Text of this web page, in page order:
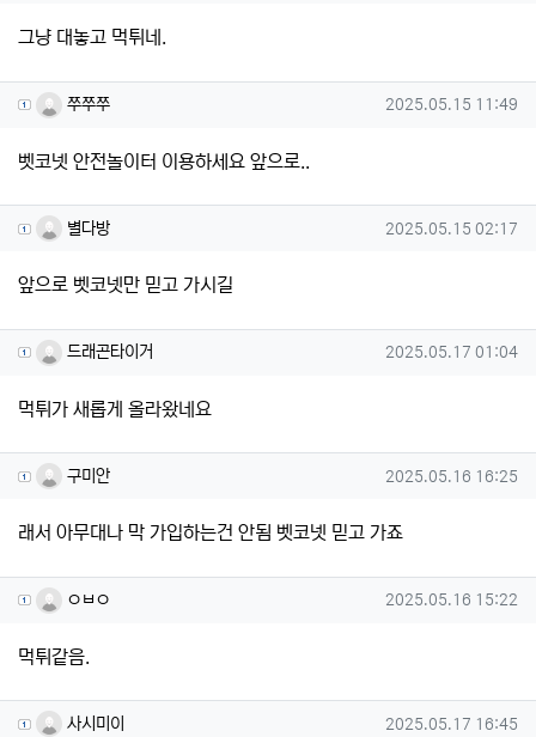
그냥 대놓고 먹튀네.
쭈쭈쭈님의 댓글
쭈쭈쭈 작성일
2025.05.15 11:49
벳코넷 안전놀이터 이용하세요 앞으로..
별다방님의 댓글
별다방 작성일
2025.05.15 02:17
앞으로 벳코넷만 믿고 가시길
드래곤타이거님의 댓글
드래곤타이거 작성일
2025.05.17 01:04
먹튀가 새롭게 올라왔네요
구미안님의 댓글
구미안 작성일
2025.05.16 16:25
래서 아무대나 막 가입하는건 안됨 벳코넷 믿고 가죠
ㅇㅂㅇ님의 댓글
ㅇㅂㅇ 작성일
2025.05.16 15:22
먹튀같음.
사시미이님의 댓글
사시미이 작성일
2025.05.17 16:45